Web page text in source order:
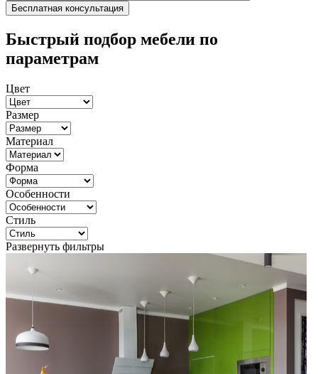
Быстрый подбор мебели по
параметрам
Цвет
Размер
Материал
Форма
Особенности
Стиль
Развернуть фильтры